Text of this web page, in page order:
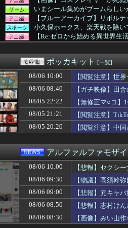
いまシール集めがブームらし
【ブルーアーカイブ】リボル
小久保ホークス、楽天戦を除い
【Re:ゼロから始める異世界生
タブレットのバッテリーが膨
【画像】植毛してフサフサにな
【画像】覇権漫画ワンピースの
【驚愕】エッチなことを考え
【ウマ娘】ダビスタ99のセイ
【遊戯王情報】「ライディン
【艦これ】シロッコ 他
【ラブライブ！】小原鞠莉に
【動画】かもしれない運転、
【艦これ】インディアナって
【画像あり】えっ、ワイ氏の
北朝鮮、日本に警告。「戦犯
衆院選でほぼ全ての野党「消
【悲報】ジ・Oが急に動かなく
かつて650万部を誇った「週刊
乃木坂の美人マネージャ、ガチ
ブラウブリッツ秋田 「志を高
『ファイアーエムブレム 万紫
ポッカキット [一覧]
08/06 10:00
【閲覧注意】世
08/06 08:40
【ガチ映像】田
08/05 22:22
【無修正マ○コ
08/05 21:21
【閲覧注意】
08/05 20:20
【閲覧注意】中
アルファルファモザ
08/06 10:00
【悲報】セクシ
08/06 09:30
【物議】高須幹
08/06 09:00
【悲報】元キャ
08/06 08:50
【悲報】志村け
【Pickup05154348
08/06 08:30 【画像】みい山